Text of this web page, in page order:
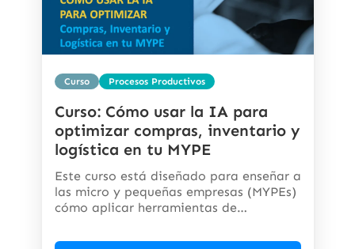
Curso Procesos Productivos
Curso: Cómo usar la IA para
optimizar compras, inventario y
logística en tu MYPE
Este curso está diseñado para enseñar a
las micro y pequeñas empresas (MYPEs)
cómo aplicar herramientas de